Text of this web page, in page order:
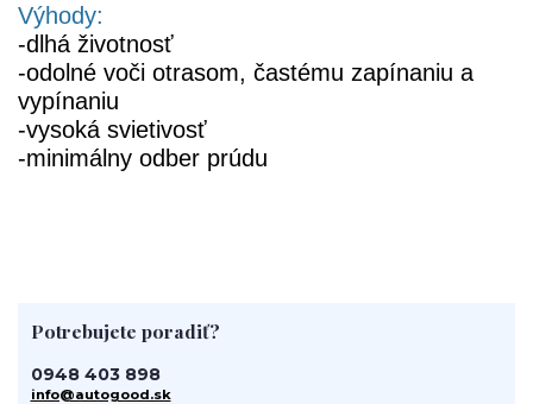
Výhody:
-dlhá životnosť
-odolné voči otrasom, častému zapínaniu a
vypínaniu
-vysoká svietivosť
-minimálny odber prúdu
Potrebujete poradiť?
0948 403 898
info@autogood.sk